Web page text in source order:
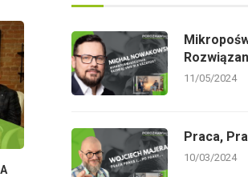
XXX FORUM EKONOMICZNE |
11/05/2024
Praca,
10/03/2024